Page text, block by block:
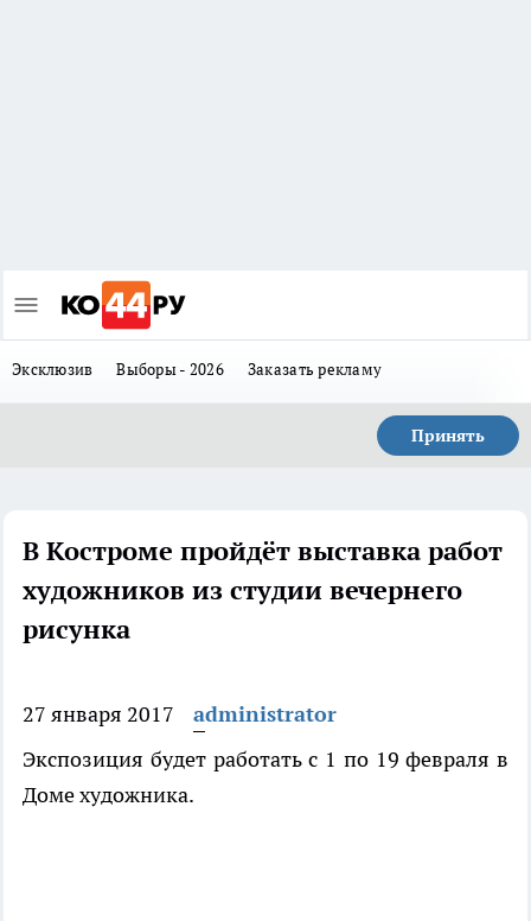
Эксклюзив Выборы - 2026 Заказать рекламу
Принять
В Костроме пройдёт выставка работ
художников из студии вечернего
рисунка
27 января 2017
administrator
Экспозиция будет работать с 1 по 19 февраля в
Доме художника.